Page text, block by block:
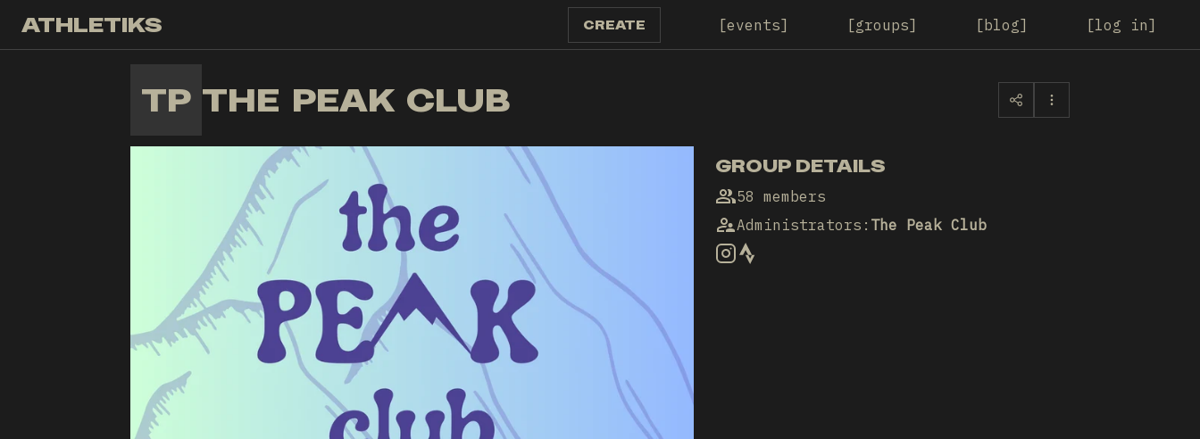
ATHLETIKS CREATE events groups blog log in
TP THE PEAK CLUB
GROUP DETAILS
58 members
Administrators : The Peak Club